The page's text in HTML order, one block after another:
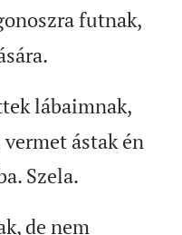
futnak,
lábaimnak,
ástak én
Szela.
de nem